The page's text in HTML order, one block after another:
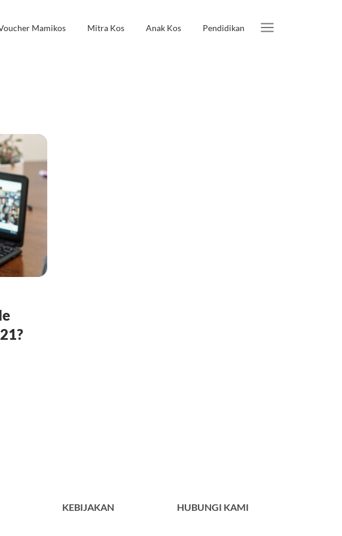
Mamikos Mitra Kos Anak Kos Pendidikan
KEBIJAKAN HUBUNGI KAMI